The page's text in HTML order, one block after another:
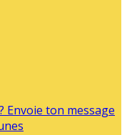
Envoie ton message